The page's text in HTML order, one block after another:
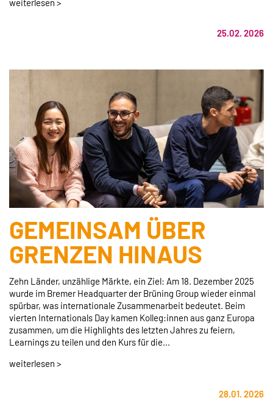
weiterlesen >
25.02. 2026
GEMEINSAM ÜBER
GRENZEN HINAUS
Zehn Länder, unzählige Märkte, ein Ziel: Am 18. Dezember 2025
wurde im Bremer Headquarter der Brüning Group wieder einmal
spürbar, was internationale Zusammenarbeit bedeutet. Beim
vierten Internationals Day kamen Kolleg:innen aus ganz Europa
zusammen, um die Highlights des letzten Jahres zu feiern,
Learnings zu teilen und den Kurs für die...
weiterlesen >
28.01. 2026